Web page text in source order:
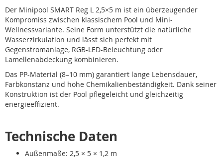
Der Minipool SMART Reg L 2,5×5 m ist ein überzeugender
Kompromiss zwischen klassischem Pool und Mini-
Wellnessvariante. Seine Form unterstützt die natürliche
Wasserzirkulation und lässt sich perfekt mit
Gegenstromanlage, RGB-LED-Beleuchtung oder
Lamellenabdeckung kombinieren.
Das PP-Material (8–10 mm) garantiert lange Lebensdauer,
Farbkonstanz und hohe Chemikalienbeständigkeit. Dank seiner
Konstruktion ist der Pool pflegeleicht und gleichzeitig
energieeffizient.
Technische Daten
Außenmaße: 2,5 × 5 × 1,2 m